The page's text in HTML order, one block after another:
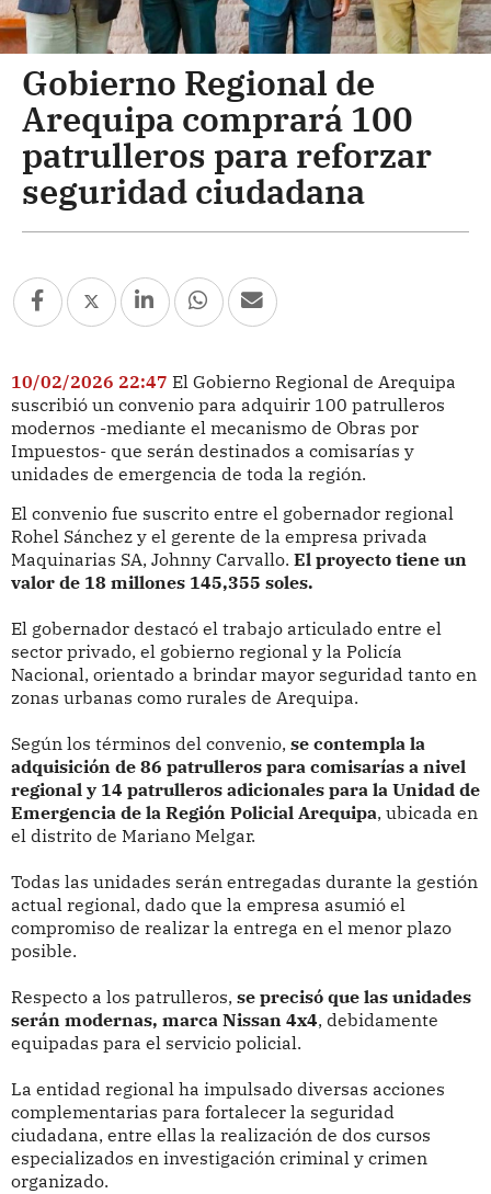
Gobierno Regional de
Arequipa comprará 100
patrulleros para reforzar
seguridad ciudadana
10/02/2026 22:47 El Gobierno Regional de Arequipa
suscribió un convenio para adquirir 100 patrulleros
modernos -mediante el mecanismo de Obras por
Impuestos- que serán destinados a comisarías y
unidades de emergencia de toda la región.
El convenio fue suscrito entre el gobernador regional
Rohel Sánchez y el gerente de la empresa privada
Maquinarias SA, Johnny Carvallo. El proyecto tiene un
valor de 18 millones 145,355 soles.
El gobernador destacó el trabajo articulado entre el
sector privado, el gobierno regional y la Policía
Nacional, orientado a brindar mayor seguridad tanto en
zonas urbanas como rurales de Arequipa.
Según los términos del convenio, se contempla la
adquisición de 86 patrulleros para comisarías a nivel
regional y 14 patrulleros adicionales para la Unidad de
Emergencia de la Región Policial Arequipa, ubicada en
el distrito de Mariano Melgar.
Todas las unidades serán entregadas durante la gestión
actual regional, dado que la empresa asumió el
compromiso de realizar la entrega en el menor plazo
posible.
Respecto a los patrulleros, se precisó que las unidades
serán modernas, marca Nissan 4x4, debidamente
equipadas para el servicio policial.
La entidad regional ha impulsado diversas acciones
complementarias para fortalecer la seguridad
ciudadana, entre ellas la realización de dos cursos
especializados en investigación criminal y crimen
organizado.